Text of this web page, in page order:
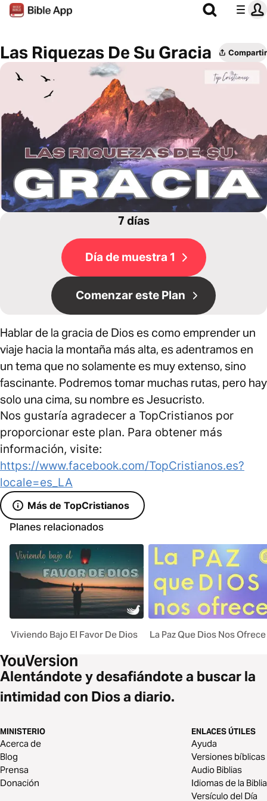
Las Riquezas De Su Gracia Compartir
7 días
Día de muestra 1
Comenzar este Plan
Hablar de la gracia de Dios es como emprender un
viaje hacia la montaña más alta, es adentramos en
un tema que no solamente es muy extenso, sino
fascinante. Podremos tomar muchas rutas, pero hay
solo una cima, su nombre es Jesucristo.
Nos gustaría agradecer a TopCristianos por
proporcionar este plan. Para obtener más
información, visite:
https://www.facebook.com/TopCristianos.es?
locale=es_LA
Más de TopCristianos
Planes relacionados
Viviendo Bajo El Favor De Dios La Paz Que Dios Nos Ofrece
Alentándote y desafiándote a buscar la
intimidad con Dios a diario.
MINISTERIO
Acerca de
Blog
Prensa
Donación
ENLACES ÚTILES
Ayuda
Versiones bíblicas
Audio Biblias
Idiomas de la Biblia
Versículo del Día